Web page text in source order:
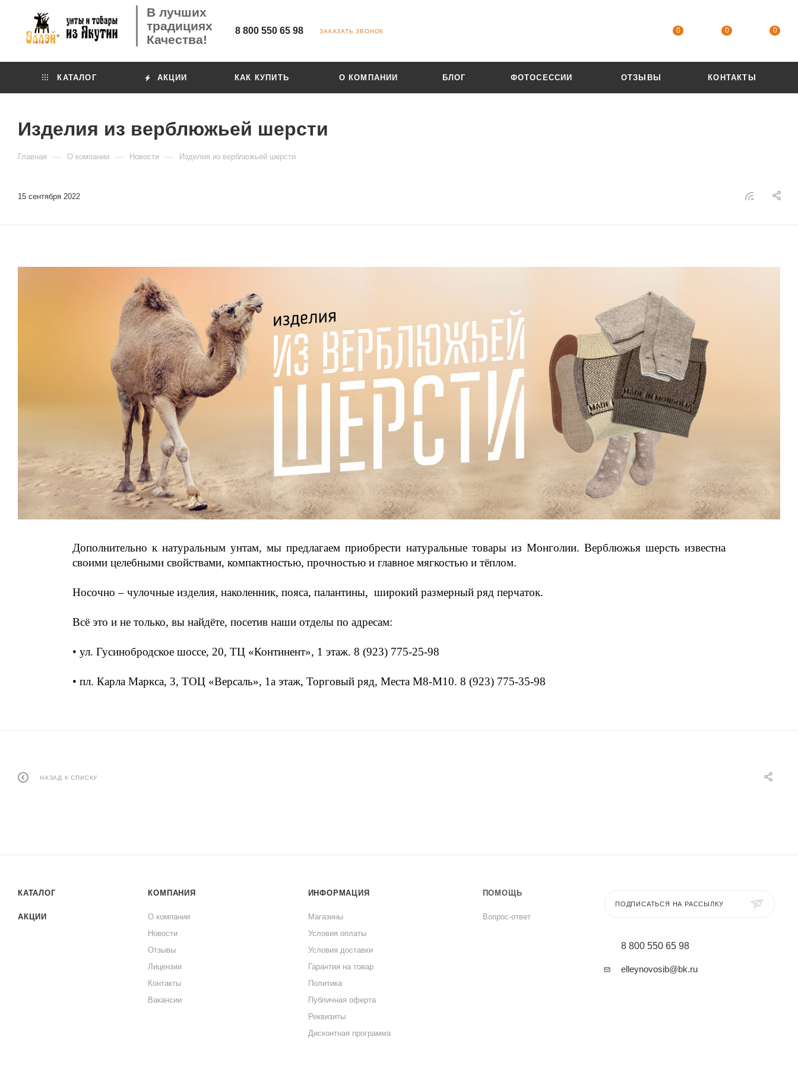
В лучших
традициях
Качества!
8 800 550 65 98 ЗАКАЗАТЬ ЗВОНОК 0 0 0
КАТАЛОГ АКЦИИ КАК КУПИТЬ О КОМПАНИИ БЛОГ ФОТОСЕССИИ ОТЗЫВЫ КОНТАКТЫ
Изделия из верблюжьей шерсти
Главная — О компании — Новости — Изделия из верблюжьей шерсти
15 сентября 2022
Дополнительно к натуральным унтам, мы предлагаем приобрести натуральные товары из Монголии. Верблюжья шерсть известна
своими целебными свойствами, компактностью, прочностью и главное мягкостью и тёплом.
Носочно – чулочные изделия, наколенник, пояса, палантины, широкий размерный ряд перчаток.
Всё это и не только, вы найдёте, посетив наши отделы по адресам:
• ул. Гусинобродское шоссе, 20, ТЦ «Континент», 1 этаж. 8 (923) 775-25-98
• пл. Карла Маркса, 3, ТОЦ «Версаль», 1а этаж, Торговый ряд, Места М8-М10. 8 (923) 775-35-98
НАЗАД К СПИСКУ
КАТАЛОГ
АКЦИИ
КОМПАНИЯ
О компании
Новости
Отзывы
Лицензии
Контакты
Вакансии
ИНФОРМАЦИЯ
Магазины
Условия оплаты
Условия доставки
Гарантия на товар
Политика
Публичная оферта
Реквизиты
Дисконтная программа
ПОМОЩЬ
Вопрос-ответ
ПОДПИСАТЬСЯ НА РАССЫЛКУ
8 800 550 65 98
elleynovosib@bk.ru